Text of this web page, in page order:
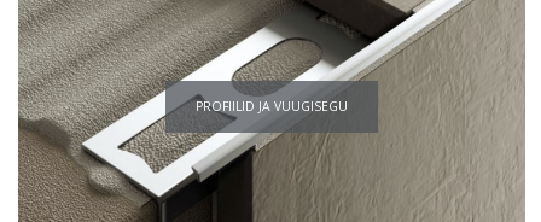
PROFIILID JA VUUGISEGU